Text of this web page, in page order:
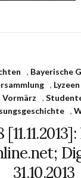
, Bayerische
, Lyzeen
,
,
31.10.2013